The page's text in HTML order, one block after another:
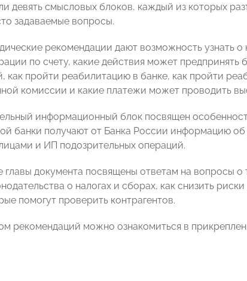
девять смысловых блоков, каждый из которых
задаваемые вопросы.
рекомендации дают возможность узнать
по счету, какие действия может предпринять
как пройти реабилитацию в банке, как пройти
комиссии и какие платежи может проводить
информационный блок посвящен
банки получают от Банка России информацию
и ИП подозрительных операций.
главы документа посвящены ответам на вопросы о
о налогах и сборах, как снизить
помогут проверить контрагентов.
рекомендаций можно ознакомиться в